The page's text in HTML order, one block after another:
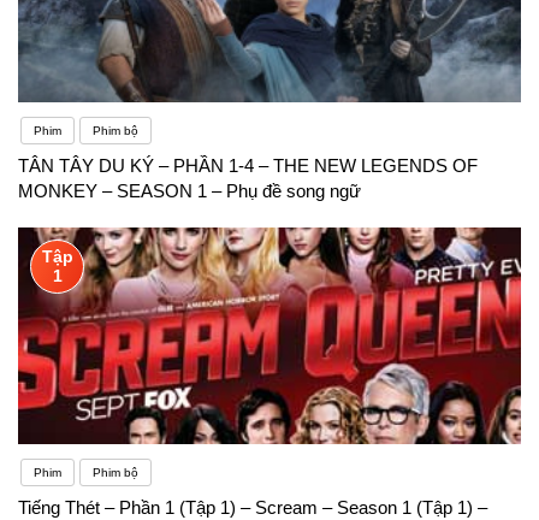
Phim Phim bộ
TÂN TÂY DU KÝ – PHẦN 1-4 – THE NEW LEGENDS OF
MONKEY – SEASON 1 – Phụ đề song ngữ
Tập
1
Phim Phim bộ
Tiếng Thét – Phần 1 (Tập 1) – Scream – Season 1 (Tập 1) –